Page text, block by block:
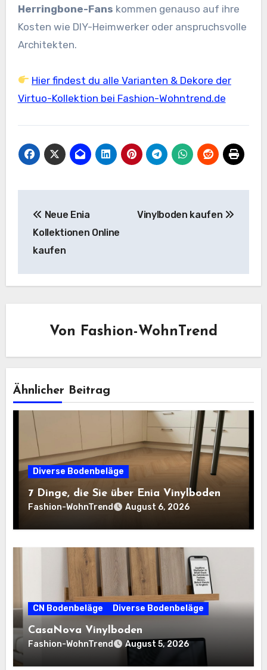
Herringbone-Fans kommen genauso auf ihre
Kosten wie DIY-Heimwerker oder anspruchsvolle
Architekten.
Hier findest du alle Varianten & Dekore der
Virtuo-Kollektion bei Fashion-Wohntrend.de
Neue Enia
Kollektionen Online
kaufen
Vinylboden kaufen
Von Fashion-WohnTrend
Ähnlicher Beitrag
Diverse Bodenbeläge
7 Dinge, die Sie über Enia Vinylboden
Fashion-WohnTrend August 6, 2026
CN Bodenbeläge Diverse Bodenbeläge
CasaNova Vinylboden
Fashion-WohnTrend August 5, 2026